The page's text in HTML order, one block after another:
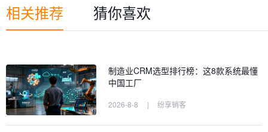
相关推荐 猜你喜欢
制造业CRM选型排行榜：这8款系统最懂
中国工厂
2026-8-8 | 纷享销客